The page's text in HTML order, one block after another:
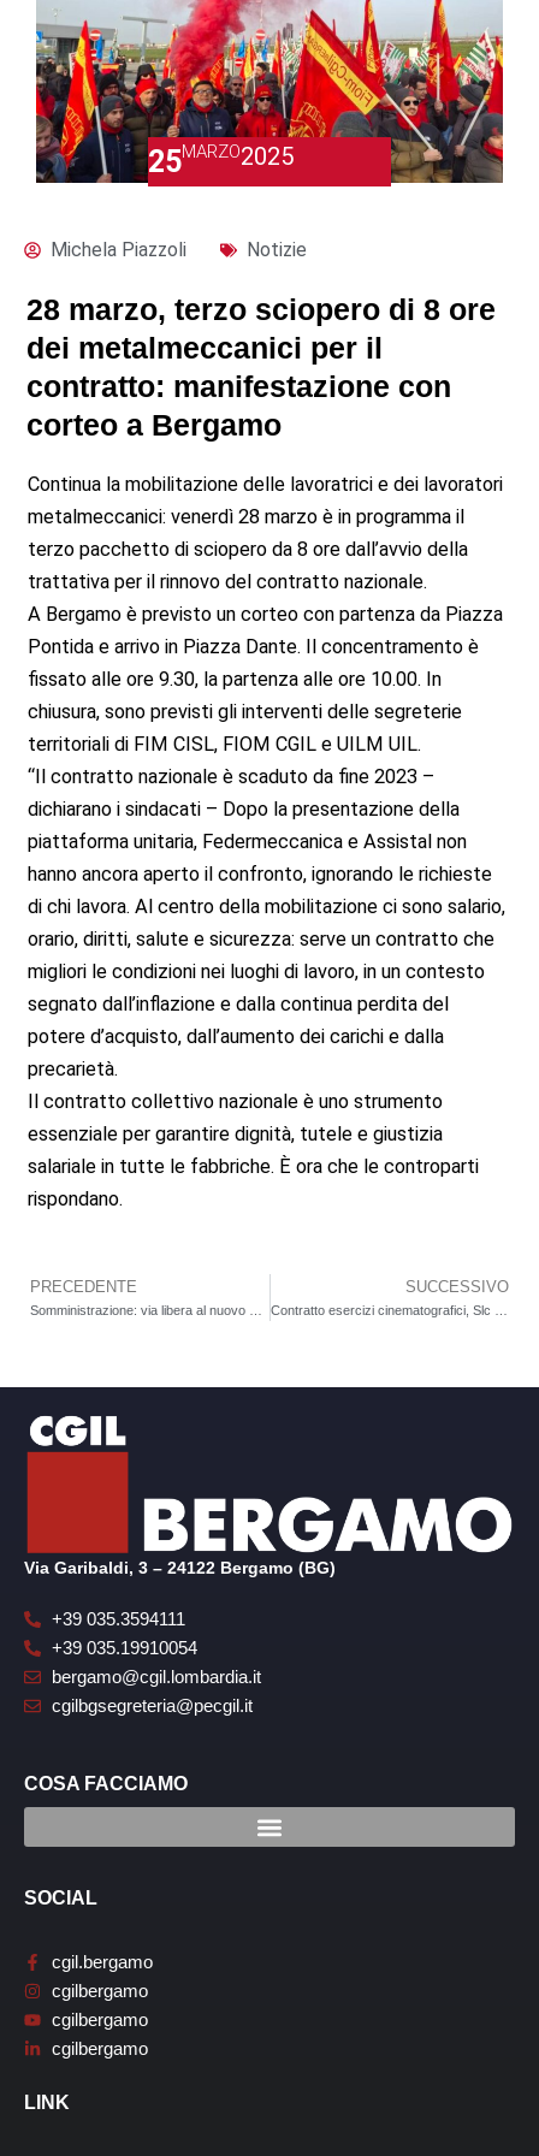
25MARZO2025
Michela Piazzoli Notizie
28 marzo, terzo sciopero di 8 ore
dei metalmeccanici per il
contratto: manifestazione con
corteo a Bergamo
Continua la mobilitazione delle lavoratrici e dei lavoratori
metalmeccanici: venerdì 28 marzo è in programma il
terzo pacchetto di sciopero da 8 ore dall’avvio della
trattativa per il rinnovo del contratto nazionale.
A Bergamo è previsto un corteo con partenza da Piazza
Pontida e arrivo in Piazza Dante. Il concentramento è
fissato alle ore 9.30, la partenza alle ore 10.00. In
chiusura, sono previsti gli interventi delle segreterie
territoriali di FIM CISL, FIOM CGIL e UILM UIL.
“Il contratto nazionale è scaduto da fine 2023 –
dichiarano i sindacati – Dopo la presentazione della
piattaforma unitaria, Federmeccanica e Assistal non
hanno ancora aperto il confronto, ignorando le richieste
di chi lavora. Al centro della mobilitazione ci sono salario,
orario, diritti, salute e sicurezza: serve un contratto che
migliori le condizioni nei luoghi di lavoro, in un contesto
segnato dall’inflazione e dalla continua perdita del
potere d’acquisto, dall’aumento dei carichi e dalla
precarietà.
Il contratto collettivo nazionale è uno strumento
essenziale per garantire dignità, tutele e giustizia
salariale in tutte le fabbriche. È ora che le controparti
rispondano.
Precedente
PRECEDENTE SUCCESSIVO
Via Garibaldi, 3 – 24122 Bergamo (BG)
+39 035.3594111
+39 035.19910054
bergamo@cgil.lombardia.it
cgilbgsegreteria@pecgil.it
COSA FACCIAMO
SOCIAL
cgil.bergamo
cgilbergamo
cgilbergamo
cgilbergamo
LINK